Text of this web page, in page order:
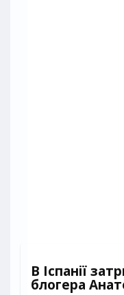
В Іспанії
блогера